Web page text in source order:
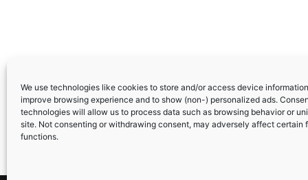
We use technologies like cookies to store and/or access device
improve browsing experience and to show (non-) personalized ads.
technologies will allow us to process data such as browsing behavior or
site. Not consenting or withdrawing consent, may adversely affect certain
functions.